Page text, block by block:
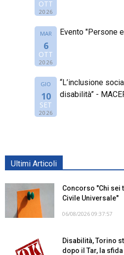
OTT
2026
MAR
6
OTT
2026
Evento "Persone
GIO
10
SET
2026
“L’inclusione
disabilità” -
Ultimi Articoli
Concorso "Chi sei
Civile Universale"
06/08/2026 09:37:57
Disabilità, Torino
dopo il Tar, la